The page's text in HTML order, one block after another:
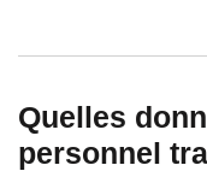
Quelles
personnel